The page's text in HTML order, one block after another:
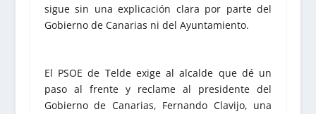
sigue sin una explicación clara por parte del
Gobierno de Canarias ni del Ayuntamiento.
El PSOE de Telde exige al alcalde que dé un
paso al frente y reclame al presidente del
Gobierno de Canarias, Fernando Clavijo, una